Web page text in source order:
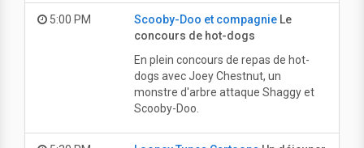
5:00 PM Scooby-Doo et compagnieLe
concours de hot-dogs
En plein concours de repas de hot-
dogs avec Joey Chestnut, un
monstre d'arbre attaque Shaggy et
Scooby-Doo.